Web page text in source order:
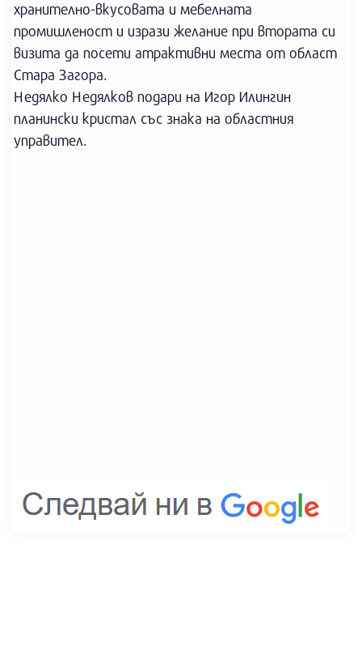
хранително-вкусовата и мебелната
промишленост и изрази желание при втората си
визита да посети атрактивни места от област
Стара Загора.
Недялко Недялков подари на Игор Илингин
планински кристал със знака на областния
управител.